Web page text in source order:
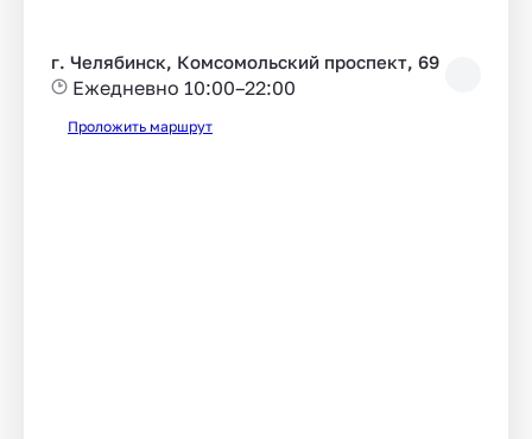
г. Челябинск, Комсомольский проспект, 69
Ежедневно 10:00–22:00
Проложить маршрут